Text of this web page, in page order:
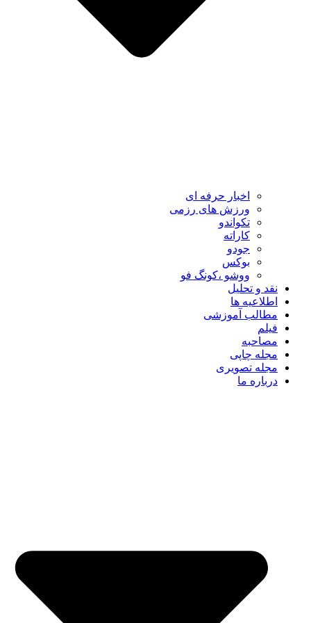
اخبار حرفه ای
ورزش های رزمی
تکواندو
کاراته
جودو
بوکس
ووشو ،کونگ فو
نقد و تحلیل
اطلاعیه ها
مطالب آموزشی
فیلم
مصاحبه
مجله چاپی
مجله تصویری
درباره ما